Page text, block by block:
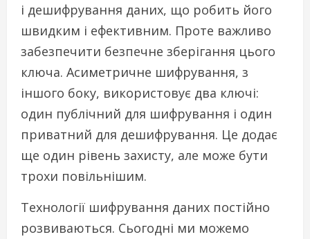
і дешифрування даних, що робить його
швидким і ефективним. Проте важливо
забезпечити безпечне зберігання цього
ключа. Асиметричне шифрування, з
іншого боку, використовує два ключі:
один публічний для шифрування і один
приватний для дешифрування. Це додає
ще один рівень захисту, але може бути
трохи повільнішим.
Технології шифрування даних постійно
розвиваються. Сьогодні ми можемо